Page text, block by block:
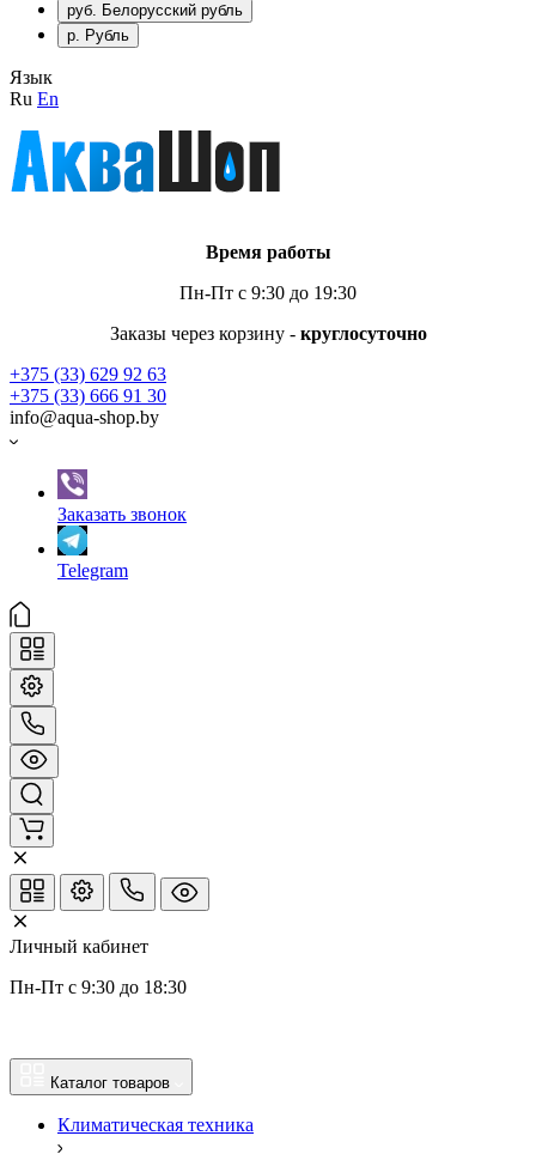
руб. Белорусский рубль
р. Рубль
Язык
Ru En
Время работы
Пн-Пт с 9:30 до 19:30
Заказы через корзину - круглосуточно
+375 (33) 629 92 63
+375 (33) 666 91 30
info@aqua-shop.by
Заказать звонок
Telegram
Личный кабинет
Пн-Пт с 9:30 до 18:30
Каталог товаров
Климатическая техника